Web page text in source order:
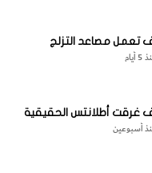
تعمل مصاعد التزلج
أيام
غرقت أطلانتس الحقيقية
أسبوعين